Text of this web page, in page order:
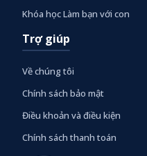
Khóa học Làm bạn với con
Trợ giúp
Về chúng tôi
Chính sách bảo mật
Điều khoản và điều kiện
Chính sách thanh toán